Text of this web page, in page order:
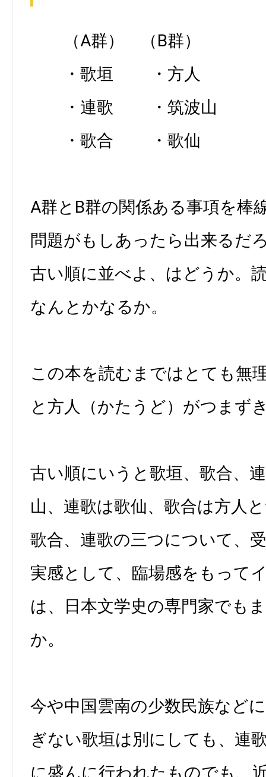
（A群） （B群）
・歌垣 ・方人
・連歌 ・筑波山
・歌合 ・歌仙
A群とB群の関係ある事項を棒
問題がもしあったら出来るだ
古い順に並べよ、はどうか。
なんとかなるか。
この本を読むまではとても無
と方人（かたうど）がつまず
古い順にいうと歌垣、歌合、
山、連歌は歌仙、歌合は方人
歌合、連歌の三つについて、
実感として、臨場感をもって
は、日本文学史の専門家でも
か。
今や中国雲南の少数民族など
ぎない歌垣は別にしても、連
に盛んに行われたものでも、